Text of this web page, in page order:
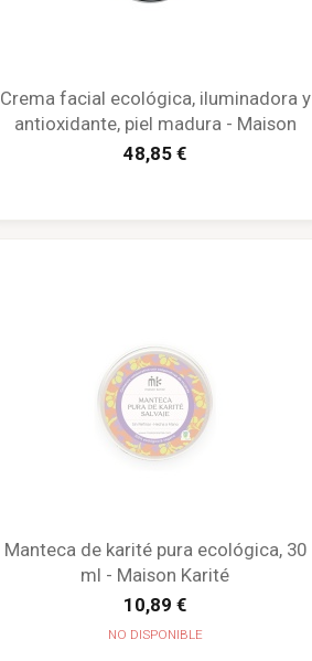
Crema facial ecológica, iluminadora y
antioxidante, piel madura - Maison
Karité
48,85 €
Manteca de karité pura ecológica, 30
ml - Maison Karité
10,89 €
NO DISPONIBLE